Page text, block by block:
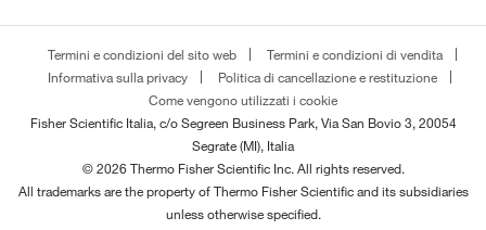
Termini e condizioni del sito web
Termini e condizioni di vendita
Informativa sulla privacy
Politica di cancellazione e restituzione
Come vengono utilizzati i cookie
Fisher Scientific Italia, c/o Segreen Business Park, Via San Bovio 3, 20054
Segrate (MI), Italia
© 2026 Thermo Fisher Scientific Inc. All rights reserved.
All trademarks are the property of Thermo Fisher Scientific and its subsidiaries
unless otherwise specified.